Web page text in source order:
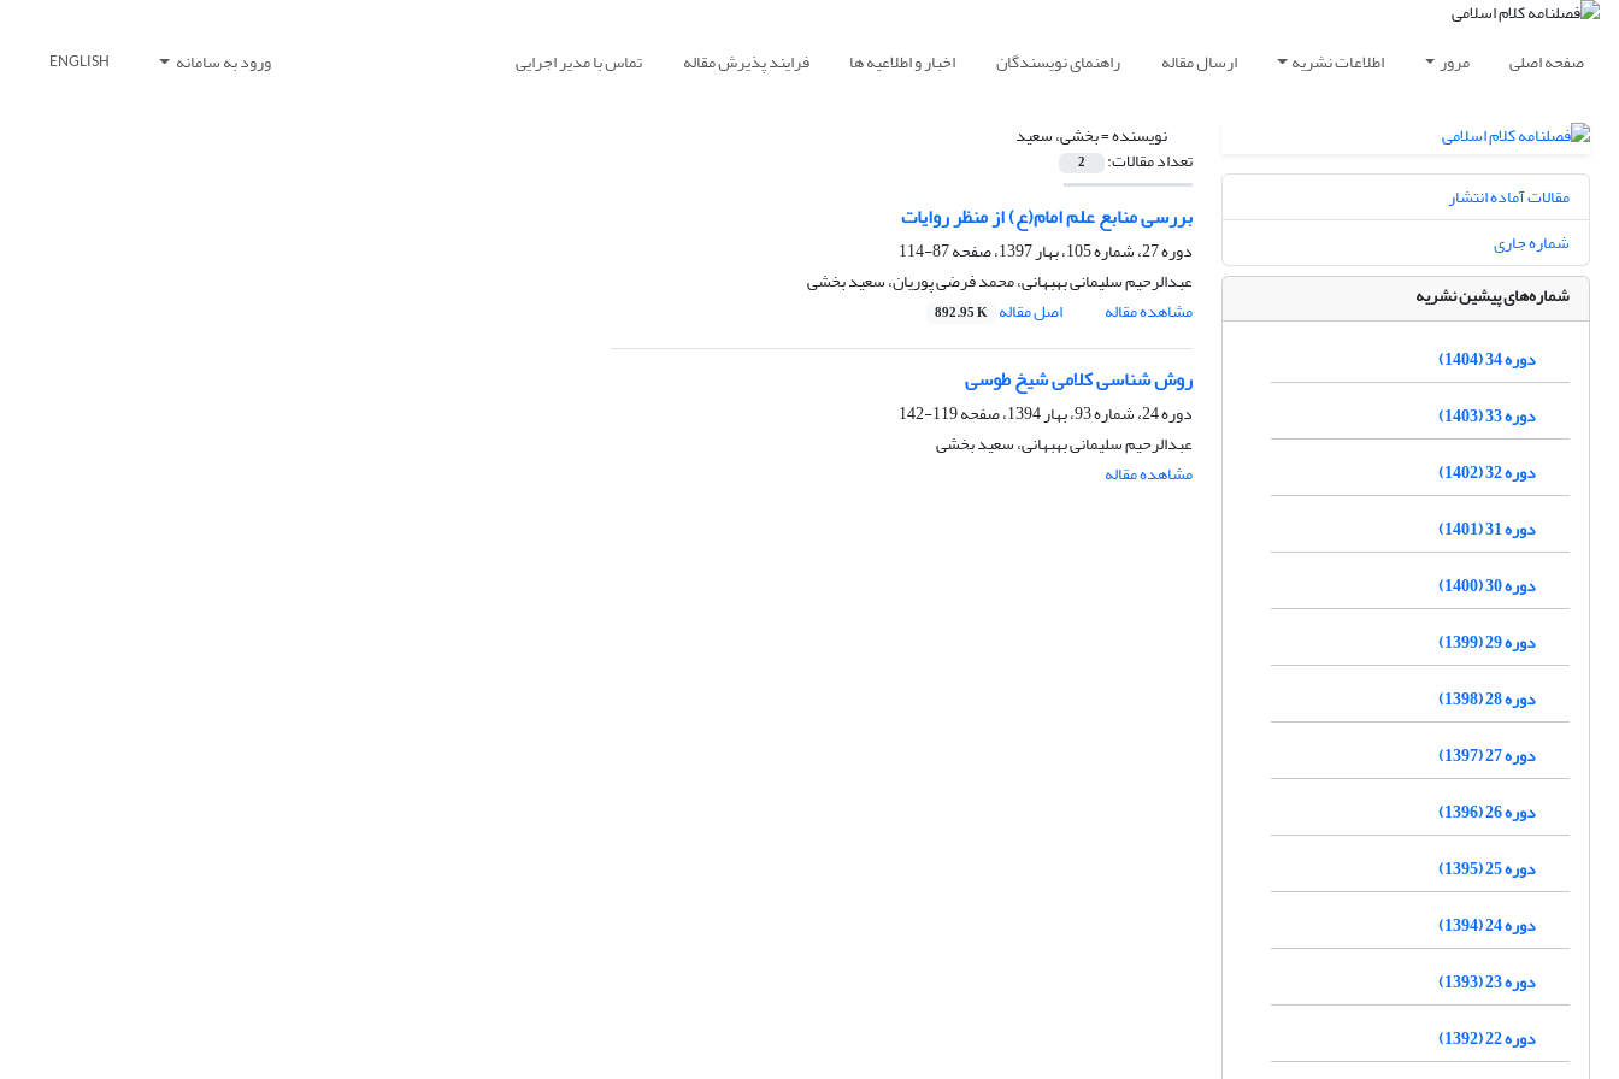
صفحه اصلی مرور اطلاعات نشریه ارسال مقاله راهنمای نویسندگان اخبار و اطلاعیه ها فرایند پذیرش مقاله تماس با مدیر اجرایی ورود به سامانه ENGLISH
نویسنده =بخشی، سعید
تعداد مقالات: 2
بررسی منابع علم امام(ع) از منظر روایات
دوره 27، شماره 105، بهار 1397، صفحه
87-114
عبدالرحیم سلیمانی بهبهانی، محمد فرضی پوریان، سعید بخشی
مشاهده مقاله
اصل مقاله 892.95 K
روش شناسی کلامی شیخ طوسی
دوره 24، شماره 93، بهار 1394، صفحه
119-142
عبدالرحیم سلیمانی بهبهانی، سعید بخشی
مشاهده مقاله
مقالات آماده انتشار
شماره جاری
شماره‌های پیشین نشریه
دوره 34 (1404)
دوره 33 (1403)
دوره 32 (1402)
دوره 31 (1401)
دوره 30 (1400)
دوره 29 (1399)
دوره 28 (1398)
دوره 27 (1397)
دوره 26 (1396)
دوره 25 (1395)
دوره 24 (1394)
دوره 23 (1393)
دوره 22 (1392)